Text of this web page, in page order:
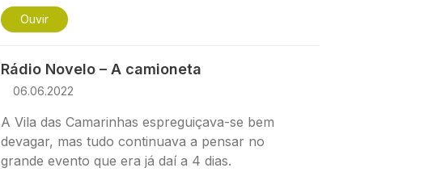
Ouvir
Rádio Novelo – A camioneta
06.06.2022
A Vila das Camarinhas espreguiçava-se bem
devagar, mas tudo continuava a pensar no
grande evento que era já daí a 4 dias.